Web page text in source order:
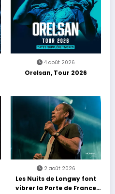
4 août 2026
Orelsan, Tour 2026
2 août 2026
Les Nuits de Longwy font
vibrer la Porte de France